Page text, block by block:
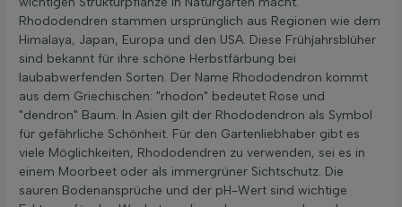
Rhododendren stammen ursprünglich aus Regionen wie dem
Himalaya, Japan, Europa und den USA. Diese Frühjahrsblüher
sind bekannt für ihre schöne Herbstfärbung bei
laubabwerfenden Sorten. Der Name Rhododendron kommt
aus dem Griechischen: "rhodon" bedeutet Rose und
"dendron" Baum. In Asien gilt der Rhododendron als Symbol
für gefährliche Schönheit. Für den Gartenliebhaber gibt es
viele Möglichkeiten, Rhododendren zu verwenden, sei es in
einem Moorbeet oder als immergrüner Sichtschutz. Die
sauren Bodenansprüche und der pH-Wert sind wichtige